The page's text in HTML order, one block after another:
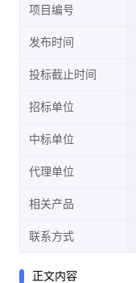
项目编号
发布时间
投标截止时间
招标单位
中标单位
代理单位
相关产品
联系方式
正文内容